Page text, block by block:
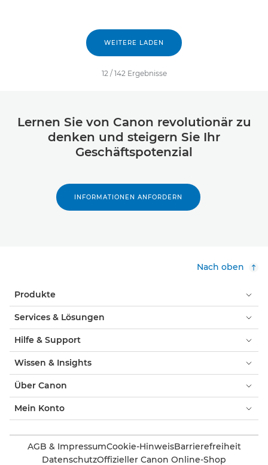
WEITERE LADEN
12 / 142 Ergebnisse
Lernen Sie von Canon revolutionär zu
denken und steigern Sie Ihr
Geschäftspotenzial
INFORMATIONEN ANFORDERN
Nach oben
Produkte
Services & Lösungen
Hilfe & Support
Wissen & Insights
Über Canon
Mein Konto
AGB & ImpressumCookie-HinweisBarrierefreiheit
DatenschutzOffizieller Canon Online-Shop